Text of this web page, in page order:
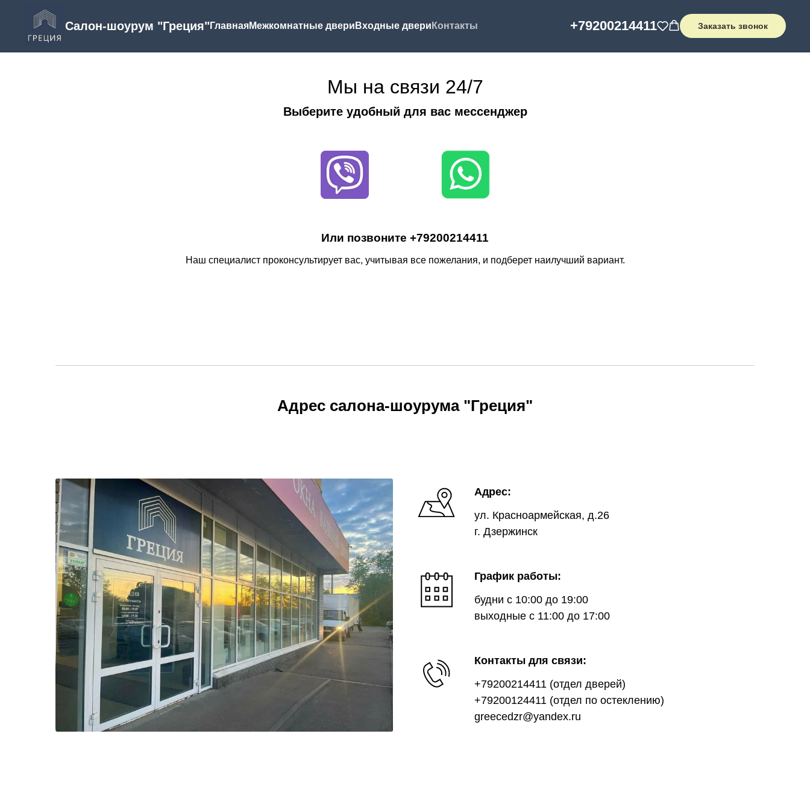
Салон-шоурум "Греция"ГлавнаяМежкомнатные двери Входные двери Контакты +79200214411 Заказать звонок
Мы на связи 24/7
Выберите удобный для вас мессенджер
Или позвоните +79200214411
Наш специалист проконсультирует вас, учитывая все пожелания, и подберет наилучший вариант.
Адрес салона-шоурума "Греция"
Адрес:
ул. Красноармейская, д.26
г. Дзержинск
График работы:
будни с 10:00 до 19:00
выходные с 11:00 до 17:00
Контакты для связи:
+79200214411 (отдел дверей)
+79200124411 (отдел по остеклению)
greecedzr@yandex.ru